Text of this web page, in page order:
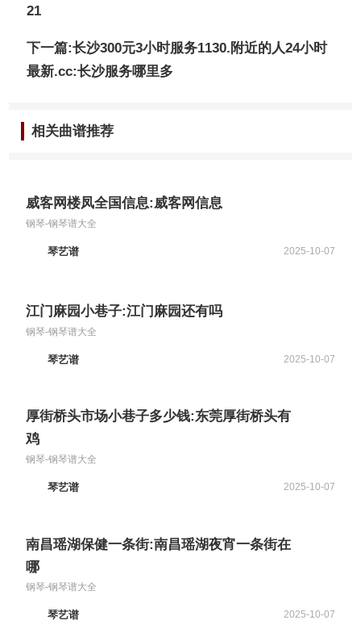
21
下一篇:长沙300元3小时服务1130.附近的人24小时
最新.cc:长沙服务哪里多
相关曲谱推荐
威客网楼凤全国信息:威客网信息
钢琴-钢琴谱大全
琴艺谱 2025-10-07
江门麻园小巷子:江门麻园还有吗
钢琴-钢琴谱大全
琴艺谱 2025-10-07
厚街桥头市场小巷子多少钱:东莞厚街桥头有
鸡
钢琴-钢琴谱大全
琴艺谱 2025-10-07
南昌瑶湖保健一条街:南昌瑶湖夜宵一条街在
哪
钢琴-钢琴谱大全
琴艺谱 2025-10-07